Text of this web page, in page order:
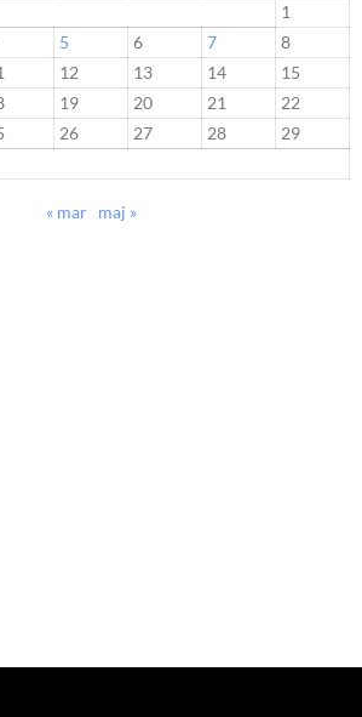
1
5 6 7
8
12 13 14
15
19 20 21
22
26 27 28
29
« mar maj »